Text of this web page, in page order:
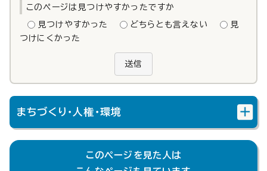
このページは見つけやすかったですか
見つけやすかった どちらとも言えない
見
つけにくかった
送信
まちづくり・人権・環境
このページを見た人は